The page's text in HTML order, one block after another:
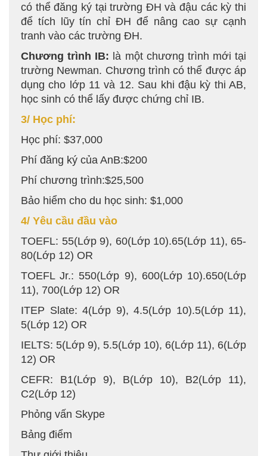
có thể đăng ký tại trường ĐH và đậu các kỳ thi
để tích lũy tín chỉ ĐH để nâng cao sự cạnh
tranh vào các trường ĐH.
Chương trình IB: là một chương trình mới tại
trường Newman. Chương trình có thể được áp
dụng cho lớp 11 và 12. Sau khi đậu kỳ thi AB,
học sinh có thể lấy được chứng chỉ IB.
3/ Học phí:
Học phí: $37,000
Phí đăng ký của AnB:$200
Phí chương trình:$25,500
Bảo hiểm cho du học sinh: $1,000
4/ Yêu cầu đầu vào
TOEFL: 55(Lớp 9), 60(Lớp 10).65(Lớp 11), 65-
80(Lớp 12) OR
TOEFL Jr.: 550(Lớp 9), 600(Lớp 10).650(Lớp
11), 700(Lớp 12) OR
ITEP Slate: 4(Lớp 9), 4.5(Lớp 10).5(Lớp 11),
5(Lớp 12) OR
IELTS: 5(Lớp 9), 5.5(Lớp 10), 6(Lớp 11), 6(Lớp
12) OR
CEFR: B1(Lớp 9), B(Lớp 10), B2(Lớp 11),
C2(Lớp 12)
Phỏng vấn Skype
Bảng điểm